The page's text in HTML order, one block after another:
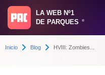
LA WEB Nº1
DE PARQUES
®
Inicio Blog HVIII: Zombies...